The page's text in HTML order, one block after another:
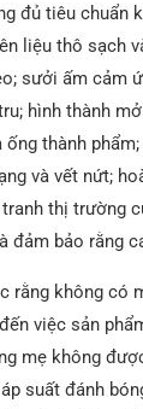
đủ tiêu
liệu thô
sưởi ấm cảm
hình thành
thành
và vết nứt;
thị trường
đảm bảo rằng
rằng không
việc sản
mẹ không
suất đánh